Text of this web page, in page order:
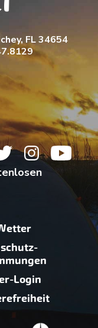
FL 34654
Login